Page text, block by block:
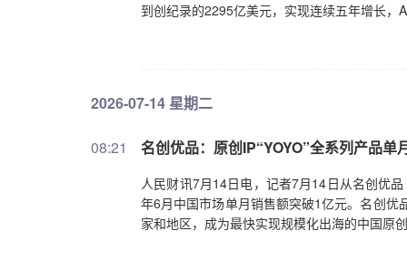
到创纪录的2295亿美元，实现连续五年增长
2026-07-14 星期二
08:21 名创优品：原创IP“YOYO”全系列产品单
人民财讯7月14日电，记者7月14日从名创优
年6月中国市场单月销售额突破1亿元。名创优
家和地区，成为最快实现规模化出海的中国原